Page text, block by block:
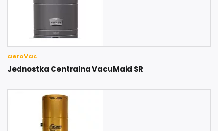
aeroVac
Jednostka Centralna VacuMaid SR